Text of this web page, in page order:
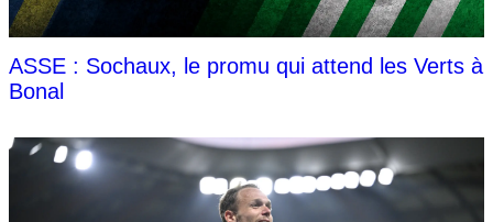
ASSE : Sochaux, le promu qui attend les Verts à
Bonal